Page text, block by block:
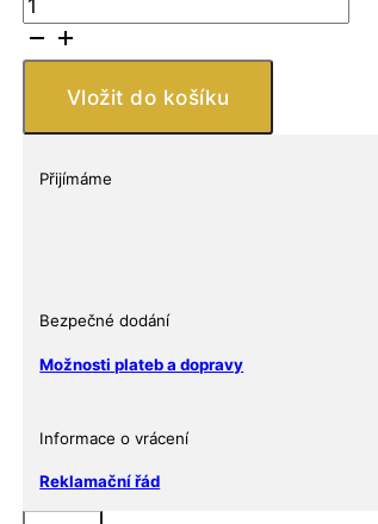
CHROM
-
zvětšuje
kapesní
Vložit do košíku
Přijímáme
Bezpečné dodání
Možnosti plateb a dopravy
Informace o vrácení
Reklamační řád